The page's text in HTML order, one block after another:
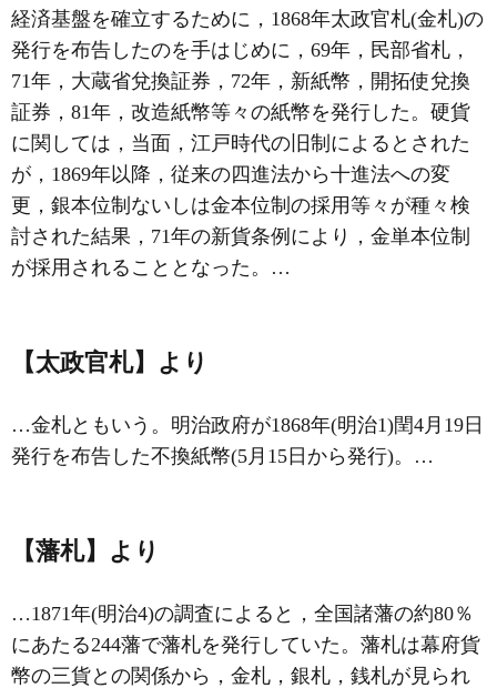
経済基盤を確立するために，1868年太政官札(金札)の
発行を布告したのを手はじめに，69年， 民部省札 ，
71年，大蔵省兌換証券，72年，新紙幣，開拓使兌換
証券，81年，改造紙幣等々の紙幣を発行した。硬貨
に関しては，当面，江戸時代の旧制によるとされた
が，1869年以降，従来の四進法から十進法への変
更，銀本位制ないしは金本位制の採用等々が種々検
討された結果，71年の新貨条例により，金単本位制
が採用されることとなった。…
【太政官札】より
…金札ともいう。明治政府が1868年(明治1)閏4月19日
発行を布告した不換紙幣(5月15日から発行)。…
【藩札】より
…1871年(明治4)の調査によると，全国諸藩の約80％
にあたる244藩で藩札を発行していた。藩札は幕府貨
幣の三貨との関係から，金札，銀札，銭札が見られ